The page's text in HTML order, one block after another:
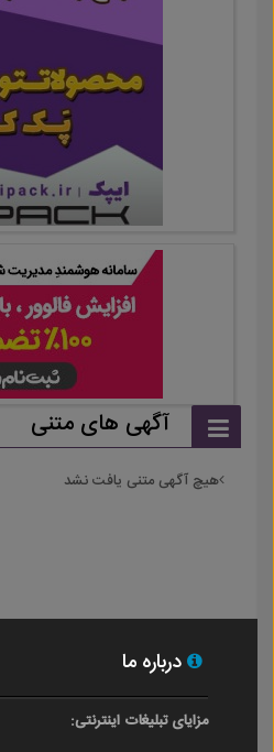
آگهی های متنی
هیچ آگهی متنی یافت نشد
درباره ما
مزایای تبلیغات اینترنتی: